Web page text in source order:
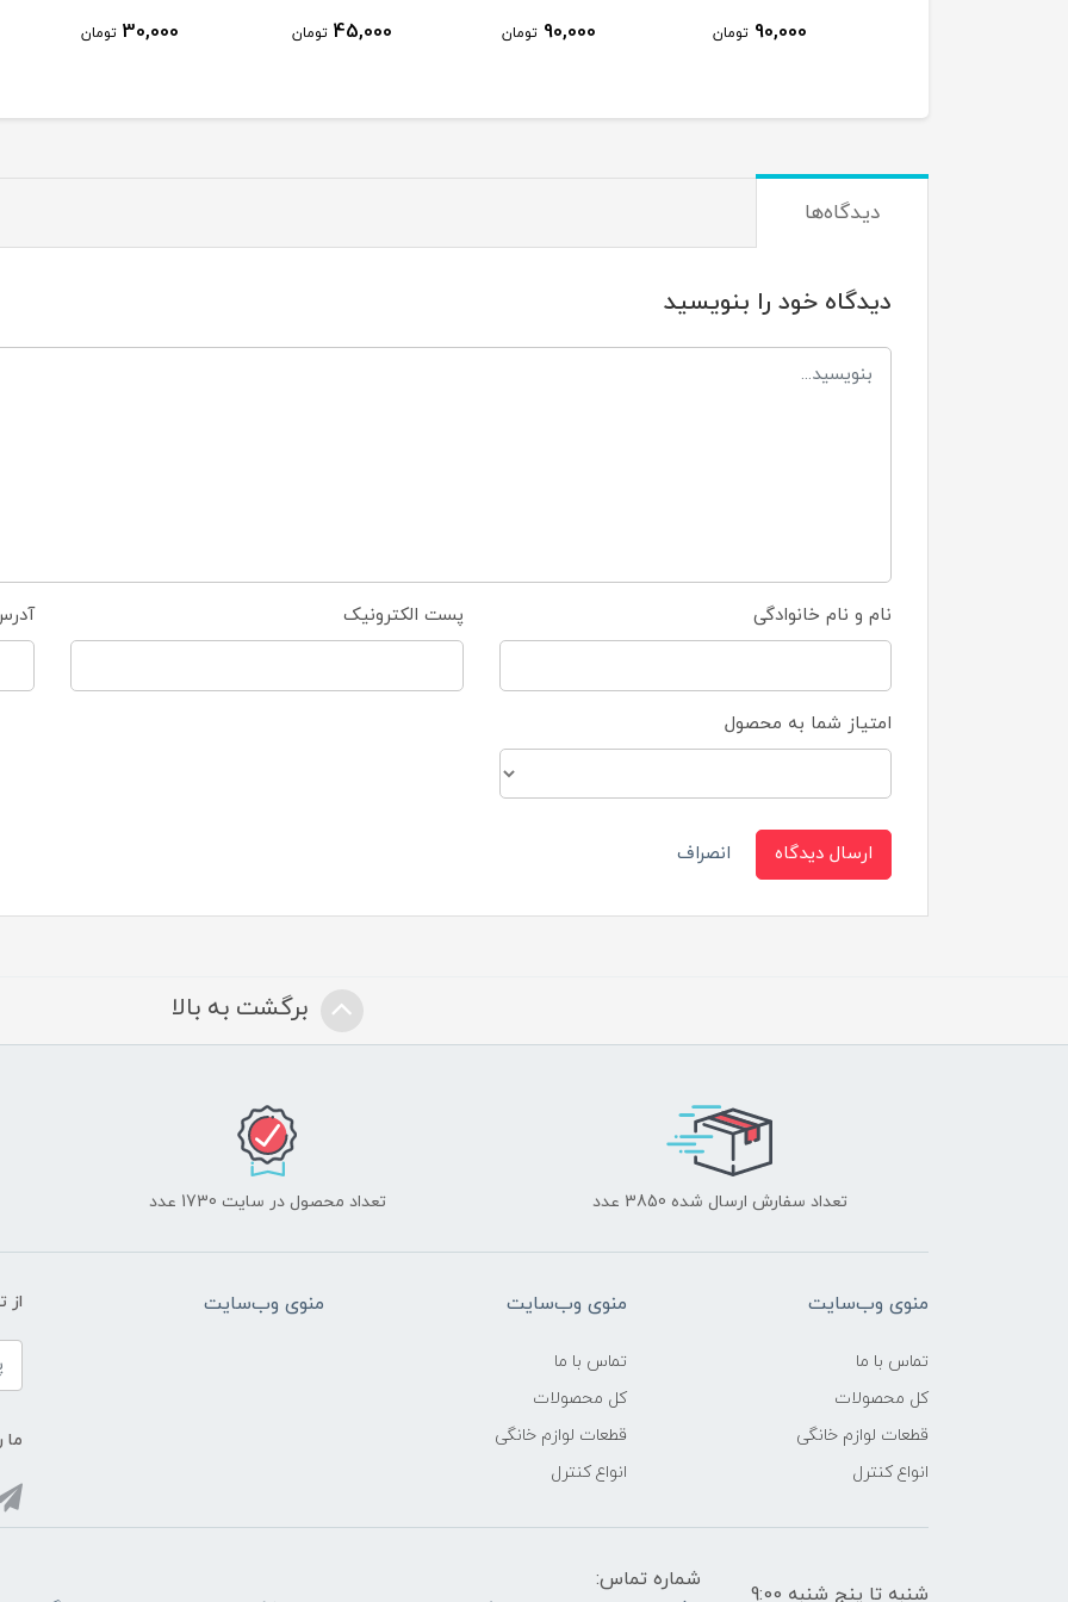
90,000 تومان 90,000 تومان 45,000 تومان 30,000 تومان
دیدگاه‌ها
دیدگاه خود را بنویسید
نام و نام خانوادگی پست الکترونیک
امتیاز شما به محصول
ارسال دیدگاه انصراف
برگشت به بالا
تعداد سفارش ارسال شده 3850 عدد تعداد محصول در سایت 1730 عدد
منوی وب‌سایت
تماس با ما
کل محصولات
قطعات لوازم خانگی
انواع کنترل
منوی وب‌سایت
تماس با ما
کل محصولات
قطعات لوازم خانگی
انواع کنترل
منوی وب‌سایت از
ما
شنبه تا پنج شنبه 9:00
شماره تماس: